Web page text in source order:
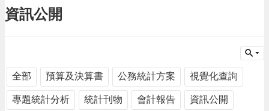
訊
息
生
活
便
民
資訊公開
全部 預算及決算書 公務統計方案 視覺化查詢
專題統計分析 統計刊物 會計報告 資訊公開